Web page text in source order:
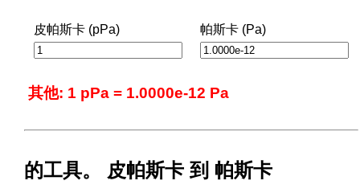
皮帕斯卡 (pPa) 帕斯卡 (Pa)
其他: 1 pPa = 1.0000e-12 Pa
的工具。 皮帕斯卡 到 帕斯卡